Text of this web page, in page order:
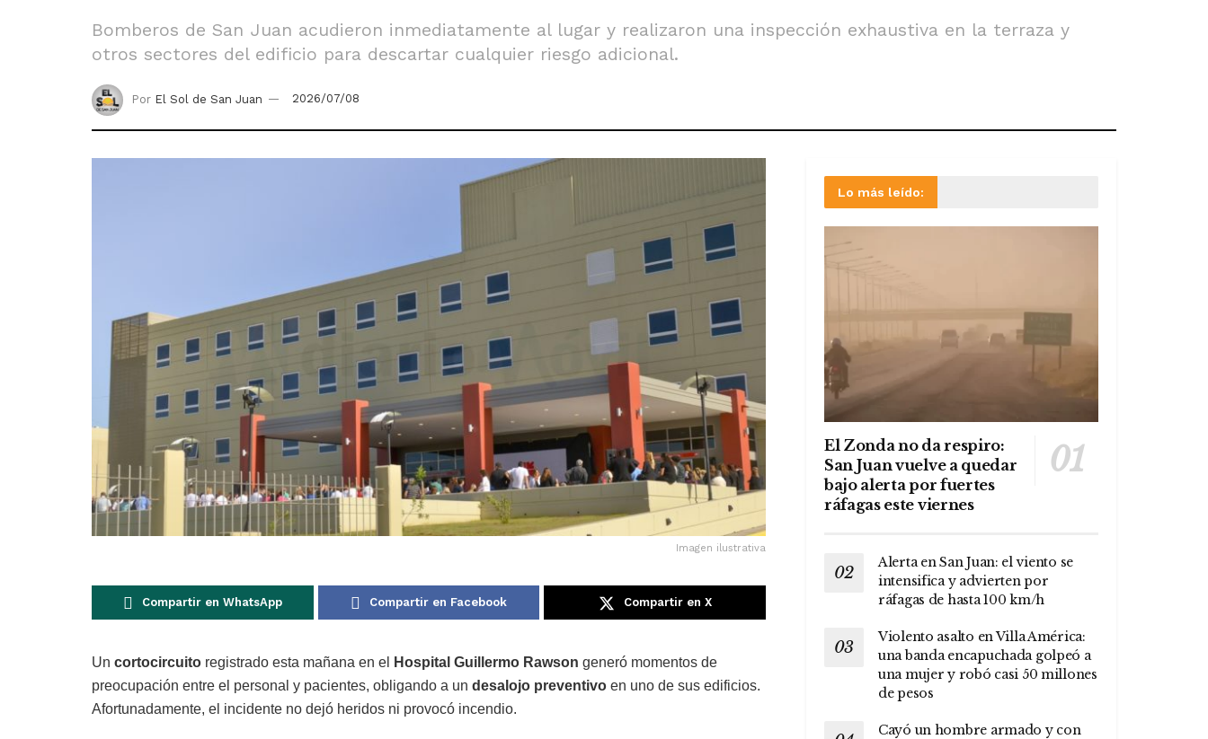
Bomberos de San Juan acudieron inmediatamente al lugar y realizaron una inspección exhaustiva en la terraza y
otros sectores del edificio para descartar cualquier riesgo adicional.
Por El Sol de San Juan 2026/07/08
Imagen ilustrativa
Compartir en WhatsApp Compartir en Facebook Compartir en X
Un cortocircuito registrado esta mañana en el Hospital Guillermo Rawson generó momentos de
preocupación entre el personal y pacientes, obligando a un desalojo preventivo en uno de sus edificios.
Afortunadamente, el incidente no dejó heridos ni provocó incendio.
Lo más leído:
El Zonda no da respiro:
San Juan vuelve a quedar
bajo alerta por fuertes
ráfagas este viernes
Alerta en San Juan: el viento se
intensifica y advierten por
ráfagas de hasta 100 km/h
Violento asalto en Villa América:
una banda encapuchada golpeó a
una mujer y robó casi 50 millones
de pesos
Cayó un hombre armado y con